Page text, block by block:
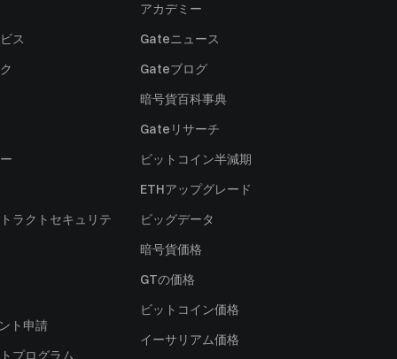
ス
ラクトセキュリテ
ト申請
プログラム
アカデミー
Gateニュース
Gateブログ
暗号貨百科事典
Gateリサーチ
ビットコイン半減期
ETHアップグレード
ビッグデータ
暗号貨価格
GTの価格
ビットコイン価格
イーサリアム価格